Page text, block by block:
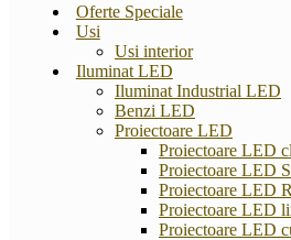
Oferte Speciale
Usi
Usi interior
Iluminat LED
Iluminat Industrial LED
Benzi LED
Proiectoare LED
Proiectoare LED
Proiectoare LED
Proiectoare LED
Proiectoare LED
Proiectoare LED